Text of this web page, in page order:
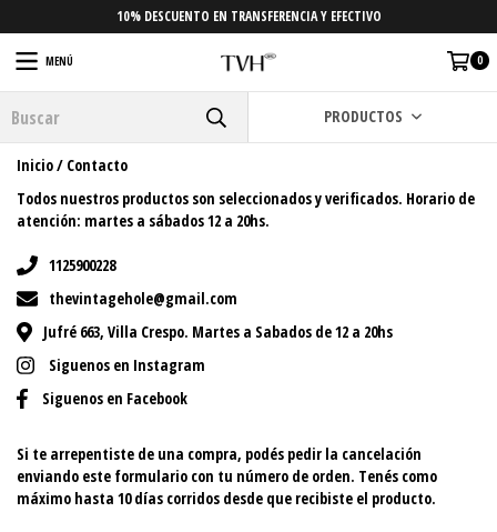
10% DESCUENTO EN TRANSFERENCIA Y EFECTIVO
MENÚ 0
PRODUCTOS
Inicio/ Contacto
Todos nuestros productos son seleccionados y verificados. Horario de
atención: martes a sábados 12 a 20hs.
1125900228
thevintagehole@gmail.com
Jufré 663, Villa Crespo. Martes a Sabados de 12 a 20hs
Siguenos en Instagram
Siguenos en Facebook
Si te arrepentiste de una compra, podés pedir la cancelación
enviando este formulario con tu número de orden. Tenés como
máximo hasta 10 días corridos desde que recibiste el producto.